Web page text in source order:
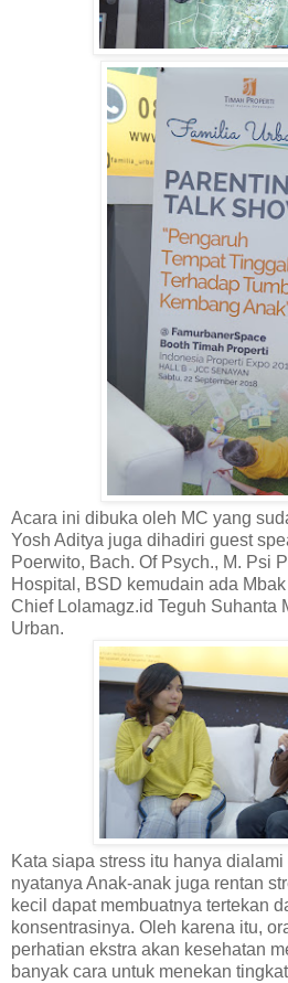
Acara ini dibuka oleh MC yang
Yosh Aditya juga dihadiri guest
Poerwito, Bach. Of Psych., M. Psi
Hospital, BSD kemudain ada
Chief Lolamagz.id Teguh Suhanta
Urban.
Kata siapa stress itu hanya
nyatanya Anak-anak juga rentan
kecil dapat membuatnya tertekan
konsentrasinya. Oleh karena itu,
perhatian ekstra akan kesehatan
banyak cara untuk menekan